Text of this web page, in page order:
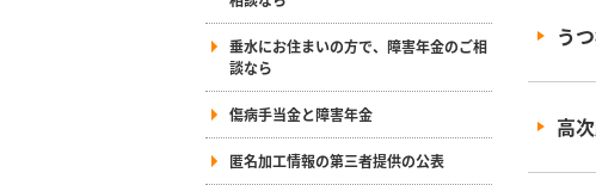
う
高
垂水にお住まいの方で、障害年金のご相
談なら
傷病手当金と障害年金
匿名加工情報の第三者提供の公表